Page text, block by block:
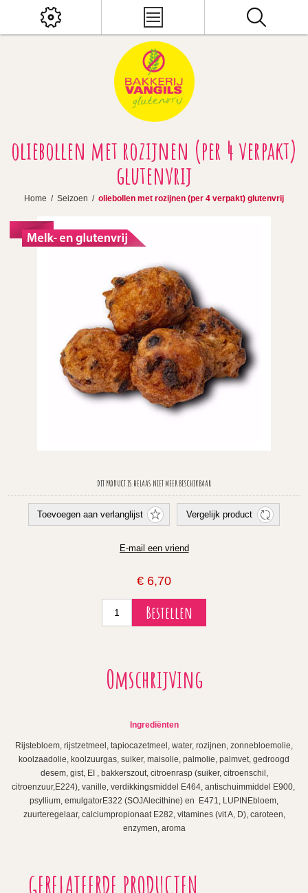
oliebollen met rozijnen (per 4 verpakt)
glutenvrij
Home / Seizoen / oliebollen met rozijnen (per 4 verpakt) glutenvrij
DIT PRODUCT IS HELAAS NIET MEER BESCHIKBAAR
€ 6,70
Omschrijving
Ingrediënten
Rijstebloem, rijstzetmeel, tapiocazetmeel, water, rozijnen, zonnebloemolie,
koolzaadolie, koolzuurgas, suiker, maisolie, palmolie, palmvet, gedroogd
desem, gist, EI , bakkerszout, citroenrasp (suiker, citroenschil,
citroenzuur,E224), vanille, verdikkingsmiddel E464, antischuimmiddel E900,
psyllium, emulgatorE322 (SOJAlecithine) en E471, LUPINEbloem,
zuurteregelaar, calciumpropionaat E282, vitamines (vit A, D), caroteen,
enzymen, aroma
GERELATEERDE PRODUCTEN